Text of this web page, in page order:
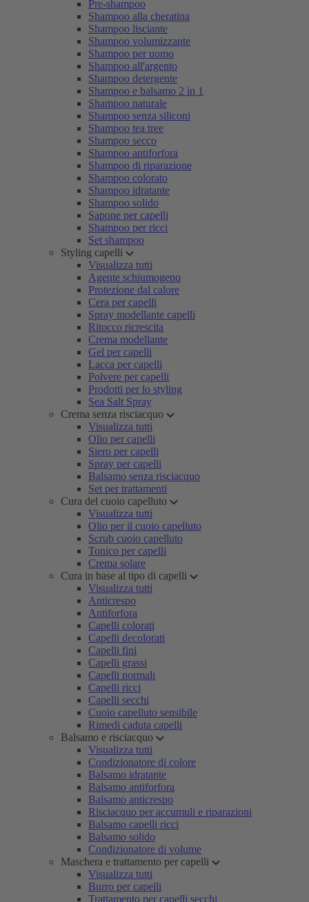
Pre-shampoo
Shampoo alla cheratina
Shampoo lisciante
Shampoo volumizzante
Shampoo per uomo
Shampoo all'argento
Shampoo detergente
Shampoo e balsamo 2 in 1
Shampoo naturale
Shampoo senza siliconi
Shampoo tea tree
Shampoo secco
Shampoo antiforfora
Shampoo di riparazione
Shampoo colorato
Shampoo idratante
Shampoo solido
Sapone per capelli
Shampoo per ricci
Set shampoo
Styling capelli
Visualizza tutti
Agente schiumogeno
Protezione dal calore
Cera per capelli
Spray modellante capelli
Ritocco ricrescita
Crema modellante
Gel per capelli
Lacca per capelli
Polvere per capelli
Prodotti per lo styling
Sea Salt Spray
Crema senza risciacquo
Visualizza tutti
Olio per capelli
Siero per capelli
Spray per capelli
Balsamo senza risciacquo
Set per trattamenti
Cura del cuoio capelluto
Visualizza tutti
Olio per il cuoio capelluto
Scrub cuoio capelluto
Tonico per capelli
Crema solare
Cura in base al tipo di capelli
Visualizza tutti
Anticrespo
Antiforfora
Capelli colorati
Capelli decolorati
Capelli fini
Capelli grassi
Capelli normali
Capelli ricci
Capelli secchi
Cuoio capelluto sensibile
Rimedi caduta capelli
Balsamo e risciacquo
Visualizza tutti
Condizionatore di colore
Balsamo idratante
Balsamo antiforfora
Balsamo anticrespo
Risciacquo per accumuli e riparazioni
Balsamo capelli ricci
Balsamo solido
Condizionatore di volume
Maschera e trattamento per capelli
Visualizza tutti
Burro per capelli
Trattamento per capelli secchi